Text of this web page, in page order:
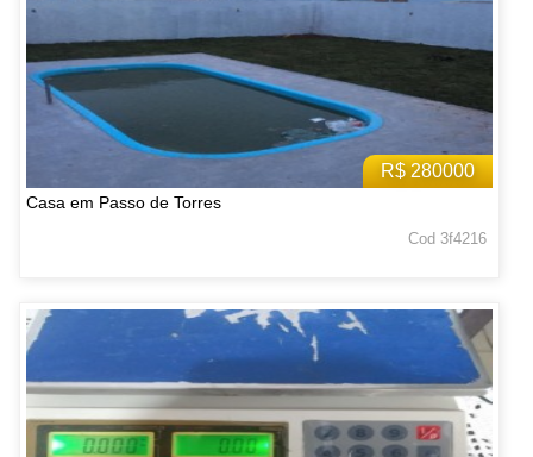
R$ 280000
Casa em Passo de Torres
Cod 3f4216